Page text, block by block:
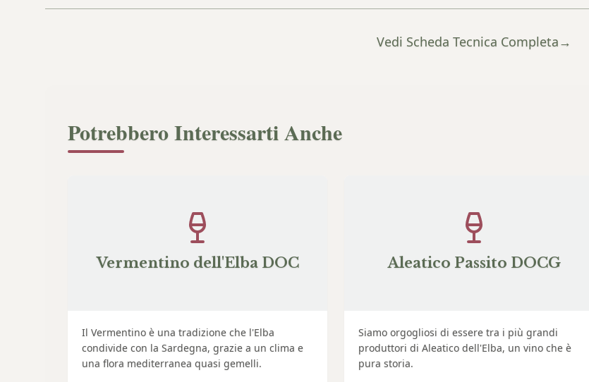
Vedi Scheda Tecnica Completa→
Potrebbero Interessarti Anche
Vermentino dell'Elba DOC
Il Vermentino è una tradizione che l'Elba
condivide con la Sardegna, grazie a un clima e
una flora mediterranea quasi gemelli.
Aleatico Passito DOCG
Siamo orgogliosi di essere tra i più grandi
produttori di Aleatico dell'Elba, un vino che è
pura storia.